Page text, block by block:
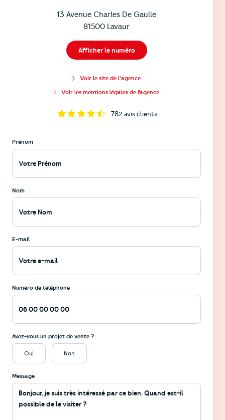
13 Avenue Charles De Gaulle
81500 Lavaur
Afficher le numéro
Voir le site de l'agence
Voir les mentions légales de l’agence
782avis clients
Prénom
Nom
E-mail
Numéro de téléphone
Avez-vous un projet de vente ?
Oui Non
Message